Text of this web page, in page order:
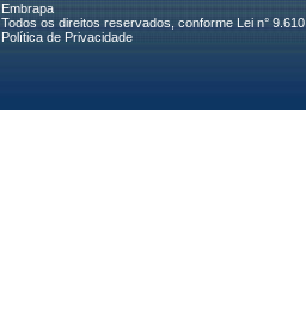
Embrapa
Todos os direitos reservados, conforme Lei n° 9.610
Política de Privacidade